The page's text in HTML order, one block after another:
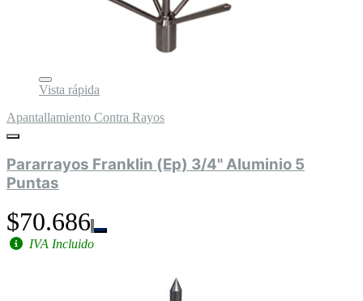
Vista rápida
Apantallamiento Contra Rayos
Pararrayos Franklin (Ep) 3/4" Aluminio 5
Puntas
$70.686
IVA Incluido